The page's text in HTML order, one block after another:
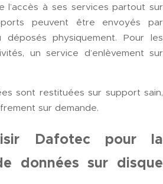
l’accès à ses services partout sur
peuvent être envoyés par
physiquement. Pour les
un service d’enlèvement sur
sont restituées sur support sain,
sur demande.
Dafotec pour la
données sur disque